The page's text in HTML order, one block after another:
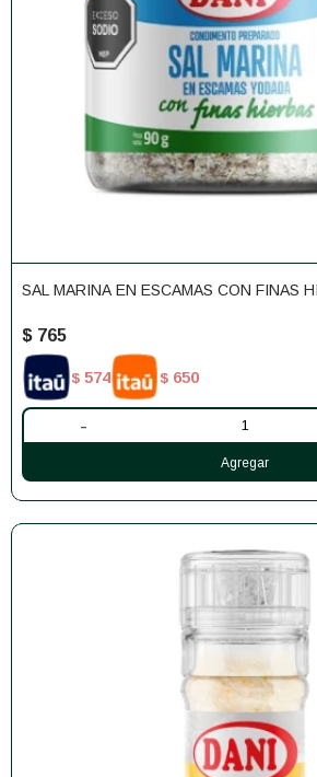
SAL MARINA EN ESCAMAS CON FINAS
$ 765
$ 574 $ 650
-